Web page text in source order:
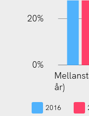
20%
0%
år)
2016